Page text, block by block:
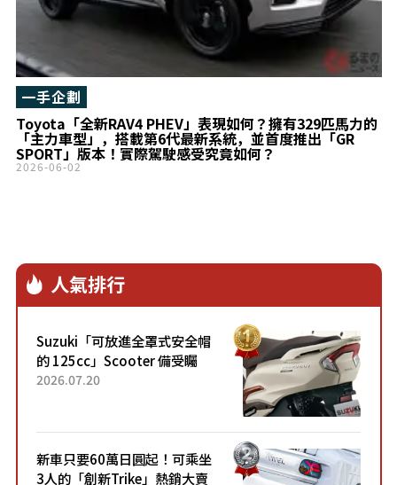
Toyota「全新RAV4 PHEV」表現如何？擁有329匹馬力的
「主力車型」，搭載第6代最新系統，並首度推出「GR
SPORT」版本！實際駕駛感受究竟如何？
一手企劃
2026-06-02
人氣排行
Suzuki「可放進全罩式安全帽
的 125cc」Scooter 備受矚
目！採用全新流線設計與各項
2026.07.20
新車只要60萬日圓起！可乘坐
3人的「創新Trike」熱銷大賣